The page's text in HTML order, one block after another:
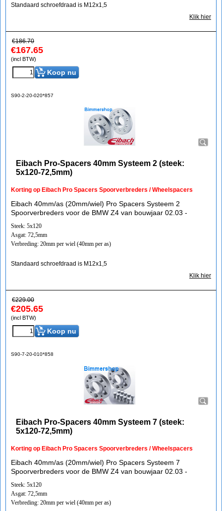
Standaard schroefdraad is M12x1,5
Klik hier
€186.70
€167.65
(incl BTW)
Koop nu
S90-2-20-020*857
Eibach Pro-Spacers 40mm Systeem 2 (steek:
5x120-72,5mm)
Korting op Eibach Pro Spacers Spoorverbreders / Wheelspacers
Eibach 40mm/as (20mm/wiel) Pro Spacers Systeem 2
Spoorverbreders voor de BMW Z4 van bouwjaar 02.03 -
Steek: 5x120
Asgat: 72,5mm
Verbreding: 20mm per wiel (40mm per as)
Standaard schroefdraad is M12x1,5
Klik hier
€229.00
€205.65
(incl BTW)
Koop nu
S90-7-20-010*858
Eibach Pro-Spacers 40mm Systeem 7 (steek:
5x120-72,5mm)
Korting op Eibach Pro Spacers Spoorverbreders / Wheelspacers
Eibach 40mm/as (20mm/wiel) Pro Spacers Systeem 7
Spoorverbreders voor de BMW Z4 van bouwjaar 02.03 -
Steek: 5x120
Asgat: 72,5mm
Verbreding: 20mm per wiel (40mm per as)